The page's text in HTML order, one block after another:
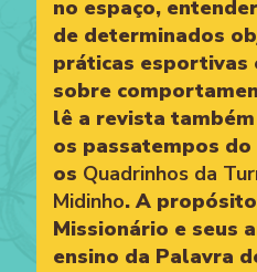
no espaço,
de determinados
práticas esportivas
sobre
lê a revista
os passatempos do
os Quadrinhos da
Midinho. A
Missionário e seus
ensino da Palavra